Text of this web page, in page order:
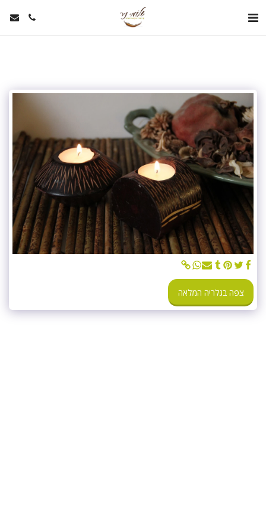
צפה בגלריה המלאה